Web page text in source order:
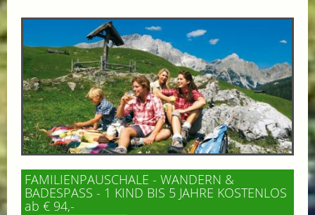
FAMILIENPAUSCHALE - WANDERN &
BADESPASS - 1 KIND BIS 5 JAHRE KOSTENLOS
ab € 94,-